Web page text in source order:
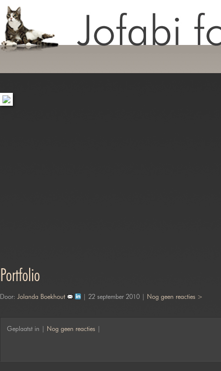
Portfolio
Door: Jolanda Boekhout | 22 september 2010 | Nog geen reacties >
Geplaatst in | Nog geen reacties |